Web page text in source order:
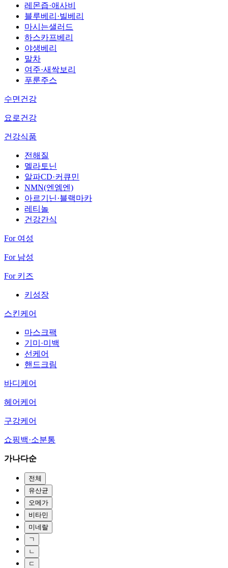
레몬즙·애사비
블루베리·빌베리
마시는샐러드
하스카프베리
야생베리
말차
여주·새싹보리
푸룬주스
수면건강
요로건강
건강식품
전해질
멜라토닌
알파CD·커큐민
NMN(엔엠엔)
아르기닌·블랙마카
레티놀
건강간식
For 여성
For 남성
For 키즈
키성장
스킨케어
마스크팩
기미·미백
선케어
핸드크림
바디케어
헤어케어
구강케어
쇼핑백·소분통
가나다순
전체
유산균
오메가
비타민
미네랄
ㄱ
ㄴ
ㄷ